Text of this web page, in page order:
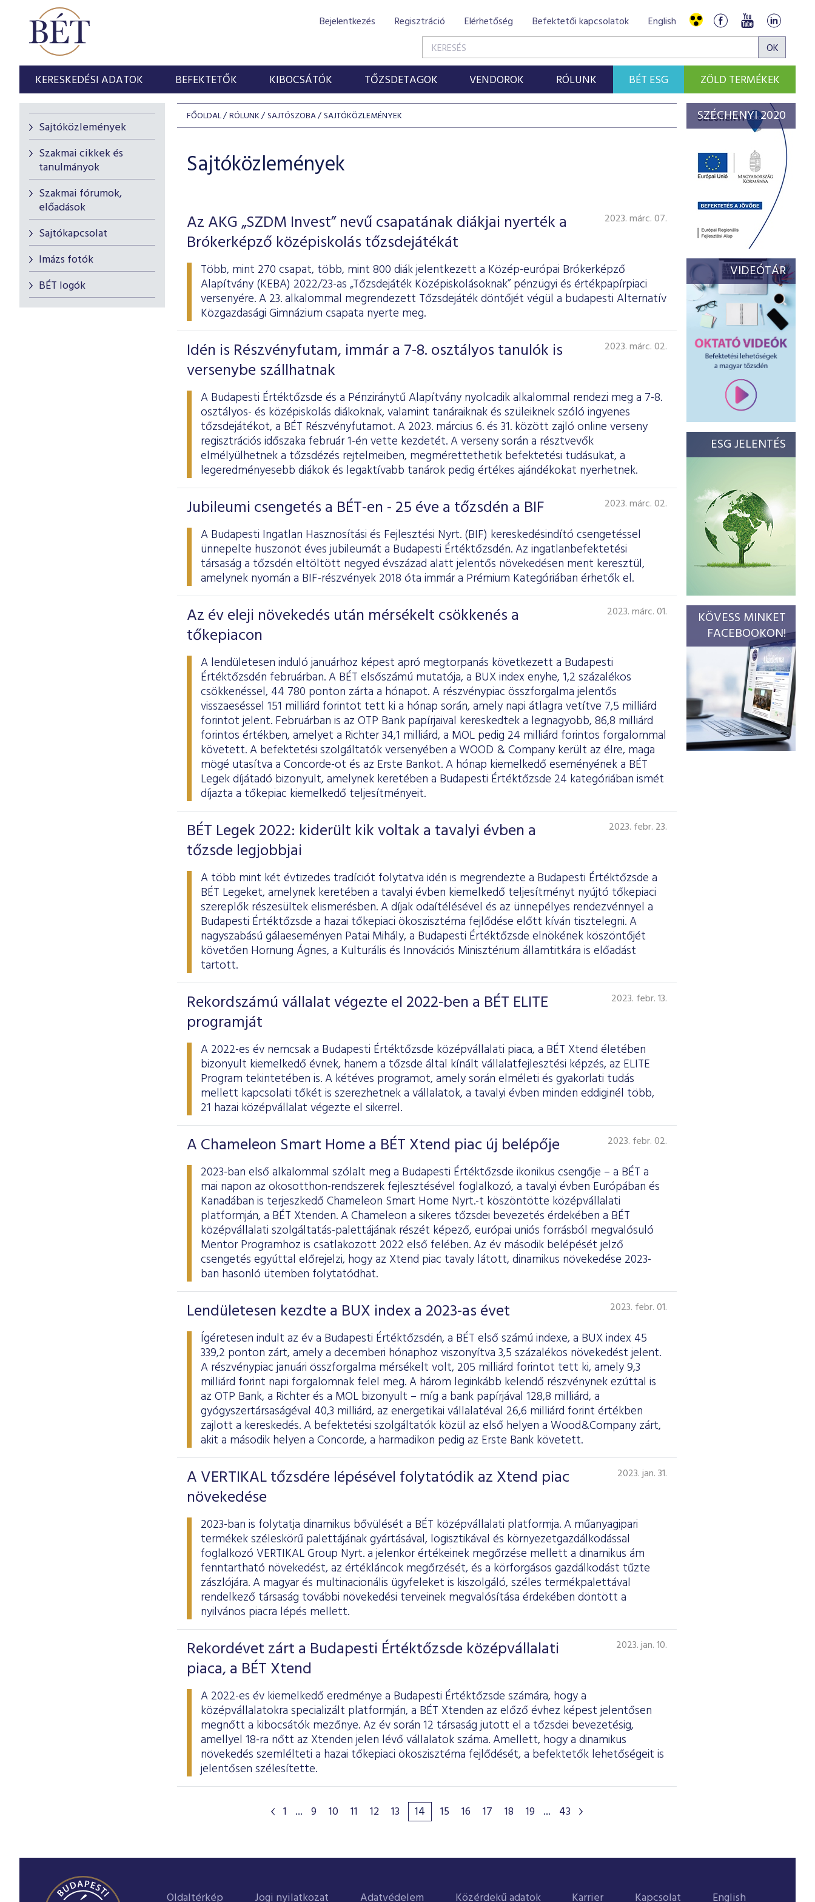
Bejelentkezés Regisztráció Elérhetőség Befektetői kapcsolatok English
KERESKEDÉSI ADATOK BEFEKTETŐK KIBOCSÁTÓK TŐZSDETAGOK VENDOROK RÓLUNK BÉT ESG ZÖLD TERMÉKEK
Sajtóközlemények
Szakmai cikkek és
tanulmányok
Szakmai fórumok,
előadások
Sajtókapcsolat
Imázs fotók
BÉT logók
FŐOLDAL RÓLUNK SAJTÓSZOBA SAJTÓKÖZLEMÉNYEK
Sajtóközlemények
Az AKG „SZDM Invest” nevű csapatának diákjai nyerték a
Brókerképző középiskolás tőzsdejátékát
2023. márc. 07.
Több, mint 270 csapat, több, mint 800 diák jelentkezett a Közép-európai Brókerképző
Alapítvány (KEBA) 2022/23-as „Tőzsdejáték Középiskolásoknak” pénzügyi és értékpapírpiaci
versenyére. A 23. alkalommal megrendezett Tőzsdejáték döntőjét végül a budapesti Alternatív
Közgazdasági Gimnázium csapata nyerte meg.
Idén is Részvényfutam, immár a 7-8. osztályos tanulók is
versenybe szállhatnak
2023. márc. 02.
A Budapesti Értéktőzsde és a Pénziránytű Alapítvány nyolcadik alkalommal rendezi meg a 7-8.
osztályos- és középiskolás diákoknak, valamint tanáraiknak és szüleiknek szóló ingyenes
tőzsdejátékot, a BÉT Részvényfutamot. A 2023. március 6. és 31. között zajló online verseny
regisztrációs időszaka február 1-én vette kezdetét. A verseny során a résztvevők
elmélyülhetnek a tőzsdézés rejtelmeiben, megmérettethetik befektetési tudásukat, a
legeredményesebb diákok és legaktívabb tanárok pedig értékes ajándékokat nyerhetnek.
Jubileumi csengetés a BÉT-en - 25 éve a tőzsdén a BIF 2023. márc. 02.
A Budapesti Ingatlan Hasznosítási és Fejlesztési Nyrt. (BIF) kereskedésindító csengetéssel
ünnepelte huszonöt éves jubileumát a Budapesti Értéktőzsdén. Az ingatlanbefektetési
társaság a tőzsdén eltöltött negyed évszázad alatt jelentős növekedésen ment keresztül,
amelynek nyomán a BIF-részvények 2018 óta immár a Prémium Kategóriában érhetők el.
Az év eleji növekedés után mérsékelt csökkenés a
tőkepiacon
2023. márc. 01.
A lendületesen induló januárhoz képest apró megtorpanás következett a Budapesti
Értéktőzsdén februárban. A BÉT elsőszámú mutatója, a BUX index enyhe, 1,2 százalékos
csökkenéssel, 44 780 ponton zárta a hónapot. A részvénypiac összforgalma jelentős
visszaeséssel 151 milliárd forintot tett ki a hónap során, amely napi átlagra vetítve 7,5 milliárd
forintot jelent. Februárban is az OTP Bank papírjaival kereskedtek a legnagyobb, 86,8 milliárd
forintos értékben, amelyet a Richter 34,1 milliárd, a MOL pedig 24 milliárd forintos forgalommal
követett. A befektetési szolgáltatók versenyében a WOOD & Company került az élre, maga
mögé utasítva a Concorde-ot és az Erste Bankot. A hónap kiemelkedő eseményének a BÉT
Legek díjátadó bizonyult, amelynek keretében a Budapesti Értéktőzsde 24 kategóriában ismét
díjazta a tőkepiac kiemelkedő teljesítményeit.
BÉT Legek 2022: kiderült kik voltak a tavalyi évben a
tőzsde legjobbjai
2023. febr. 23.
A több mint két évtizedes tradíciót folytatva idén is megrendezte a Budapesti Értéktőzsde a
BÉT Legeket, amelynek keretében a tavalyi évben kiemelkedő teljesítményt nyújtó tőkepiaci
szereplők részesültek elismerésben. A díjak odaítélésével és az ünnepélyes rendezvénnyel a
Budapesti Értéktőzsde a hazai tőkepiaci ökoszisztéma fejlődése előtt kíván tisztelegni. A
nagyszabású gálaeseményen Patai Mihály, a Budapesti Értéktőzsde elnökének köszöntőjét
követően Hornung Ágnes, a Kulturális és Innovációs Minisztérium államtitkára is előadást
tartott.
Rekordszámú vállalat végezte el 2022-ben a BÉT ELITE
programját
2023. febr. 13.
A 2022-es év nemcsak a Budapesti Értéktőzsde középvállalati piaca, a BÉT Xtend életében
bizonyult kiemelkedő évnek, hanem a tőzsde által kínált vállalatfejlesztési képzés, az ELITE
Program tekintetében is. A kétéves programot, amely során elméleti és gyakorlati tudás
mellett kapcsolati tőkét is szerezhetnek a vállalatok, a tavalyi évben minden eddiginél több,
21 hazai középvállalat végezte el sikerrel.
A Chameleon Smart Home a BÉT Xtend piac új belépője 2023. febr. 02.
2023-ban első alkalommal szólalt meg a Budapesti Értéktőzsde ikonikus csengője – a BÉT a
mai napon az okosotthon-rendszerek fejlesztésével foglalkozó, a tavalyi évben Európában és
Kanadában is terjeszkedő Chameleon Smart Home Nyrt.-t köszöntötte középvállalati
platformján, a BÉT Xtenden. A Chameleon a sikeres tőzsdei bevezetés érdekében a BÉT
középvállalati szolgáltatás-palettájának részét képező, európai uniós forrásból megvalósuló
Mentor Programhoz is csatlakozott 2022 első felében. Az év második belépését jelző
csengetés egyúttal előrejelzi, hogy az Xtend piac tavaly látott, dinamikus növekedése 2023-
ban hasonló ütemben folytatódhat.
Lendületesen kezdte a BUX index a 2023-as évet 2023. febr. 01.
Ígéretesen indult az év a Budapesti Értéktőzsdén, a BÉT első számú indexe, a BUX index 45
339,2 ponton zárt, amely a decemberi hónaphoz viszonyítva 3,5 százalékos növekedést jelent.
A részvénypiac januári összforgalma mérsékelt volt, 205 milliárd forintot tett ki, amely 9,3
milliárd forint napi forgalomnak felel meg. A három leginkább kelendő részvénynek ezúttal is
az OTP Bank, a Richter és a MOL bizonyult – míg a bank papírjával 128,8 milliárd, a
gyógyszertársaságéval 40,3 milliárd, az energetikai vállalatéval 26,6 milliárd forint értékben
zajlott a kereskedés. A befektetési szolgáltatók közül az első helyen a Wood&Company zárt,
akit a második helyen a Concorde, a harmadikon pedig az Erste Bank követett.
A VERTIKAL tőzsdére lépésével folytatódik az Xtend piac
növekedése
2023. jan. 31.
2023-ban is folytatja dinamikus bővülését a BÉT középvállalati platformja. A műanyagipari
termékek széleskörű palettájának gyártásával, logisztikával és környezetgazdálkodással
foglalkozó VERTIKAL Group Nyrt. a jelenkor értékeinek megőrzése mellett a dinamikus ám
fenntartható növekedést, az értékláncok megőrzését, és a körforgásos gazdálkodást tűzte
zászlójára. A magyar és multinacionális ügyfeleket is kiszolgáló, széles termékpalettával
rendelkező társaság további növekedési terveinek megvalósítása érdekében döntött a
nyilvános piacra lépés mellett.
Rekordévet zárt a Budapesti Értéktőzsde középvállalati
piaca, a BÉT Xtend
2023. jan. 10.
A 2022-es év kiemelkedő eredménye a Budapesti Értéktőzsde számára, hogy a
középvállalatokra specializált platformján, a BÉT Xtenden az előző évhez képest jelentősen
megnőtt a kibocsátók mezőnye. Az év során 12 társaság jutott el a tőzsdei bevezetésig,
amellyel 18-ra nőtt az Xtenden jelen lévő vállalatok száma. Amellett, hogy a dinamikus
növekedés szemlélteti a hazai tőkepiaci ökoszisztéma fejlődését, a befektetők lehetőségeit is
jelentősen szélesítette.
1 ... 9 10 11 12 13 14 15 16 17 18 19 ... 43
SZÉCHENYI 2020
VIDEÓTÁR
ESG JELENTÉS
KÖVESS MINKET
FACEBOOKON!
Oldaltérkép Jogi nyilatkozat Adatvédelem Közérdekű adatok Karrier Kapcsolat English